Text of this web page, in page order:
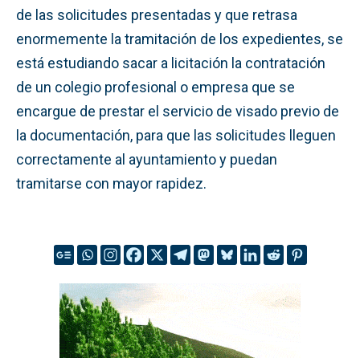
de las solicitudes presentadas y que retrasa
enormemente la tramitación de los expedientes, se
está estudiando sacar a licitación la contratación
de un colegio profesional o empresa que se
encargue de prestar el servicio de visado previo de
la documentación, para que las solicitudes lleguen
correctamente al ayuntamiento y puedan
tramitarse con mayor rapidez.